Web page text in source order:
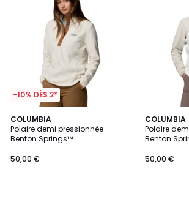
-10% DÈS 2*
COLUMBIA
Polaire demi pressionnée
Benton Springs™
50,00 €
4,3
/ 5
COLUMBIA
Polaire
Benton
50,00 €
4,3
/ 5